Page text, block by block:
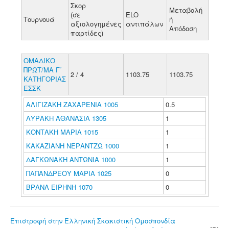
Τουρνουά
Σκορ
(σε
αξιολογημένες
παρτίδες)
ELO
αντιπάλων
Μεταβολή
ή
Απόδοση
ΟΜΑΔΙΚΟ
ΠΡΩΤ/ΜΑ Γ΄
ΚΑΤΗΓΟΡΙΑΣ
ΕΣΣΚ
2 / 4 1103.75 1103.75
ΑΛΙΓΙΖΑΚΗ ΖΑΧΑΡΕΝΙΑ 1005
0.5
ΛΥΡΑΚΗ ΑΘΑΝΑΣΙΑ 1305
1
ΚΟΝΤΑΚΗ ΜΑΡΙΑ 1015
1
ΚΑΚΑΖΙΑΝΗ ΝΕΡΑΝΤΖΩ 1000
1
ΔΑΓΚΩΝΑΚΗ ΑΝΤΩΝΙΑ 1000
1
ΠΑΠΑΝΔΡΕΟΥ ΜΑΡΙΑ 1025
0
ΒΡΑΝΑ ΕΙΡΗΝΗ 1070
0
Επιστροφή στην Ελληνική Σκακιστική Ομοσπονδία